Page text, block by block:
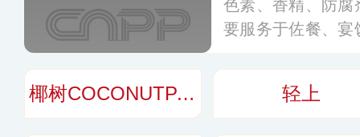
色素、香精、防
要服务于佐餐、
椰树COCONUTPALM 轻上